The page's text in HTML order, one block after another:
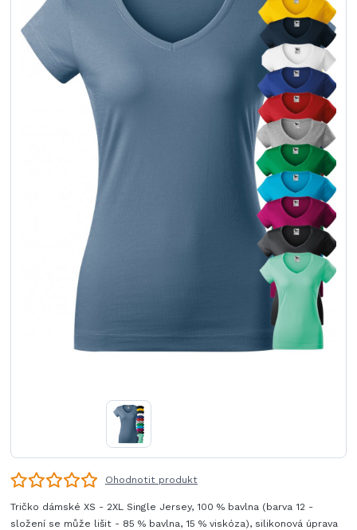
Ohodnotit produkt
Tričko dámské XS - 2XL Single Jersey, 100 % bavlna (barva 12 -
složení se může lišit - 85 % bavlna, 15 % viskóza), silikonová úprava